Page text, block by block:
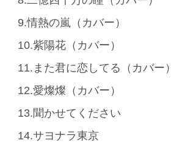
9.情熱の嵐（カバー）
10.紫陽花（カバー）
11.また君に恋してる（カバー）
12.愛燦燦（カバー）
13.聞かせてください
14.サヨナラ東京